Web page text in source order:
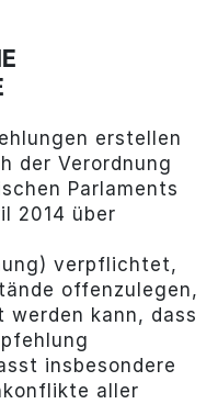
erstellen
der Verordnung
Parlaments
2014 über
verpflichtet,
offenzulegen,
werden kann, dass
insbesondere
aller